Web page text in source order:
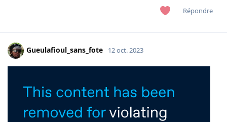
Répondre
Gueulafioul_sans_fote 12 oct. 2023